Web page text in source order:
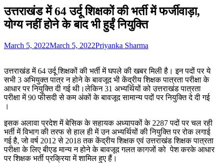
उत्तराखंड में 64 उर्दू शिक्षकों की भर्ती में फर्जीवाड़ा,
योग्य नहीं होने के बाद भी हुईं नियुक्ति
March 5, 2022March 5, 2022Priyanka Sharma
उत्तराखंड में 64 उर्दू शिक्षकों की भर्ती में घपले की खबर मिली है। इन पदों पर ये
सभी 3 अभियुक्त पात्र न होने के बावजूद भी केंद्रीय शिक्षक पात्रता परीक्षा के
आधार पर नियुक्ति दी गई थी।लेकिन 31 अभ्यर्थियों को उत्तराखंड पात्रता
परीक्षा में 90 फीसदी से कम अंकों के बावजूद सामान्य पदों पर नियुक्ति दे दी गई
।
इसक अलावा प्रदेश में बेसिक के सहायक अध्यापकों के 2287 पदों पर चल रही
भर्ती में विभाग की तरफ से हाल ही में उन अभ्यर्थियों की नियुक्ति पर रोक लगाई
गई है, जो वर्ष 2012 से 2018 तक केंद्रीय शिक्षक एवं उत्तराखंड शिक्षक पात्रता
परीक्षा के लिए बीएड मान्य न होने के बावजूद गलत कागजों को पेश करके आधार
पर शिक्षक भर्ती प्रक्रिया में शामिल हुए हैं।